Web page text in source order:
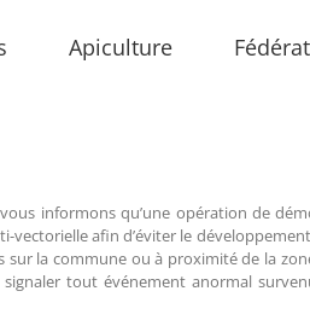
Apiculture
informons qu’une opération de
vectorielle afin d’éviter le
la commune ou à proximité de la
tout événement anormal